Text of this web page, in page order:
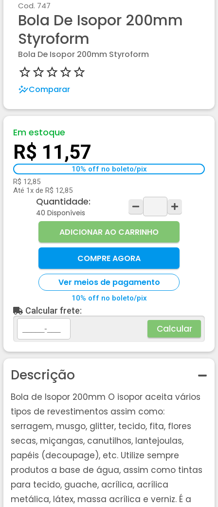
Cod. 747
Bola De Isopor 200mm
Styroform
Bola De Isopor 200mm Styroform
Comparar
Em estoque
R$ 11,57
10% off no boleto/pix
R$ 12,85
Até 1x de R$ 12,85
Quantidade:
40 Disponíveis
ADICIONAR AO CARRINHO
COMPRE AGORA
Ver meios de pagamento
10% off no boleto/pix
Calcular frete:
Calcular
Descrição
Bola de Isopor 200mm O isopor aceita vários
tipos de revestimentos assim como:
serragem, musgo, glitter, tecido, fita, flores
secas, miçangas, canutilhos, lantejoulas,
papéis (decoupage), etc. Utilize sempre
produtos a base de água, assim como tintas
para tecido, guache, acrílica, acrílica
metálica, látex, massa acrílica e verniz. É a